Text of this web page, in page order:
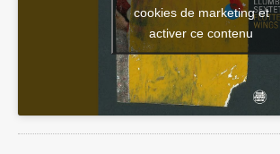
cookies de marketing et
activer ce contenu